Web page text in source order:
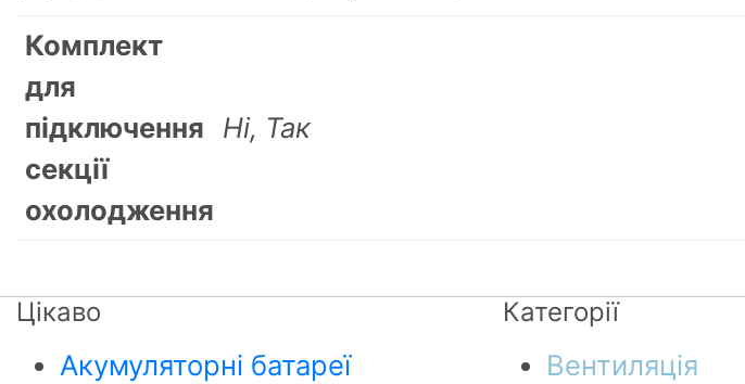
Комплект
для
підключення
секції
охолодження
Ні, Так
Цікаво
Акумуляторні батареї
Категорії
Вентиляція